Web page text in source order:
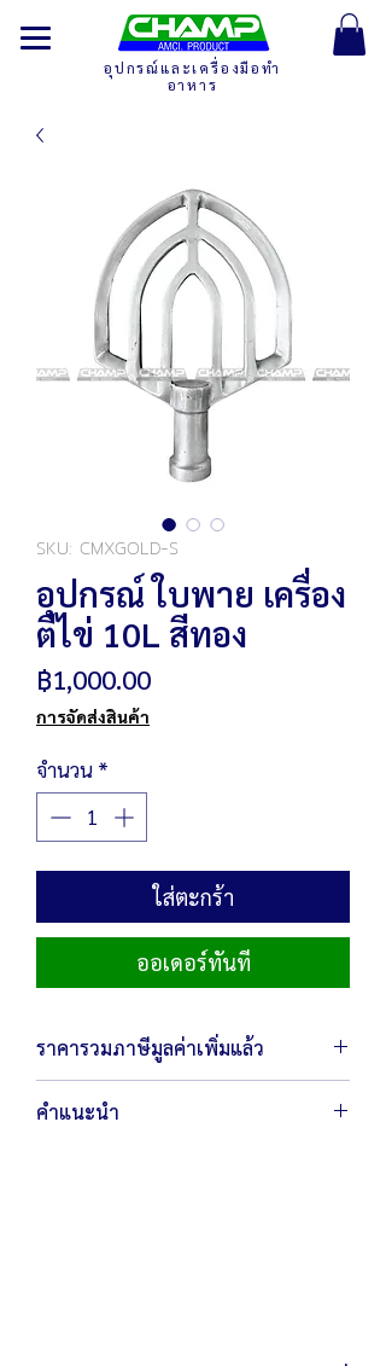
อุปกรณ์และเครื่องมือทำ
อาหาร
SKU: CMXGOLD-S
อุปกรณ์ ใบพาย เครื่อง
ตีไข่ 10L สีทอง
฿1,000.00ราคา
การจัดส่งสินค้า
จำนวน *
ใส่ตะกร้า
ออเดอร์ทันที
ราคารวมภาษีมูลค่าเพิ่มแล้ว
คำแนะนำ